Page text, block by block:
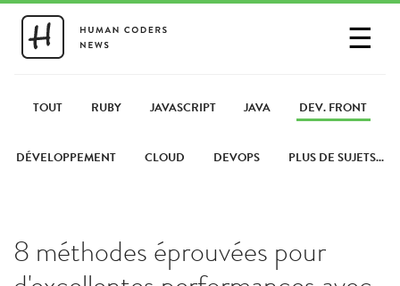
☰
PARTAGER UN LIEN
TOUT RUBY JAVASCRIPT JAVA DEV. FRONT
DÉVELOPPEMENT CLOUD DEVOPS PLUS DE SUJETS...
8 méthodes éprouvées pour